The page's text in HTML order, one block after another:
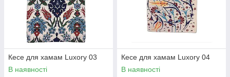
Кесе для хамам Luxory 03
В наявності
Кесе для хамам Luxory 04
В наявності